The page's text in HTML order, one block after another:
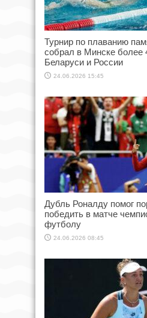
Турнир по плаванию
собрал в Минске более
Беларуси и России
24.06.2026 15:45
Дубль Роналду помог
победить в матче
футболу
24.06.2026 08:45